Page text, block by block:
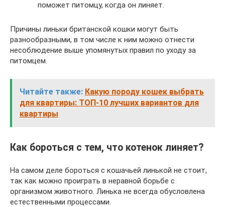
поможет питомцу, когда он линяет.
Причины линьки британской кошки могут быть
разнообразными, в том числе к ним можно отнести
несоблюдение выше упомянутых правил по уходу за
питомцем.
Читайте также: Какую породу кошек выбрать
для квартиры: ТОП-10 лучших вариантов для
квартиры
Как бороться с тем, что котенок линяет?
На самом деле бороться с кошачьей линькой не стоит,
так как можно проиграть в неравной борьбе с
организмом животного. Линька не всегда обусловлена
естественными процессами.